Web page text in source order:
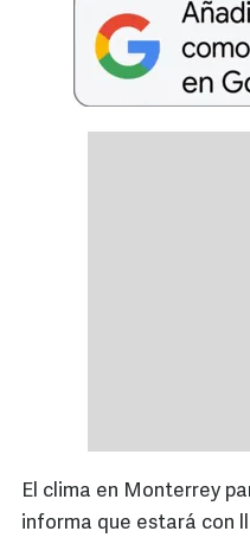
El clima en Monterrey
informa que estará con